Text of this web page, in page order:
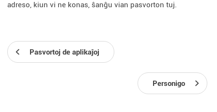
adreso, kiun vi ne konas, ŝanĝu vian pasvorton tuj.
Pasvortoj de aplikaĵoj
Personigo